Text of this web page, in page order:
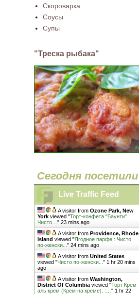
Скороварка
Соусы
Супы
"Треска рыбака"
Сегодня посетили
Live Traffic Feed
A visitor from Ozone Park, New
York viewed "Торт-конфета "Баунти" :
Чисто… " 23 mins ago
A visitor from Providence, Rhode
Island viewed "Ягодное парфе : Чисто
по-женски... " 24 mins ago
A visitor from United States
viewed "Чисто по-женски... " 1 hr 20 mins
ago
A visitor from Washington,
District Of Columbia viewed "Торт Крем
аль крем (Крем на креме). :… " 1 hr 22